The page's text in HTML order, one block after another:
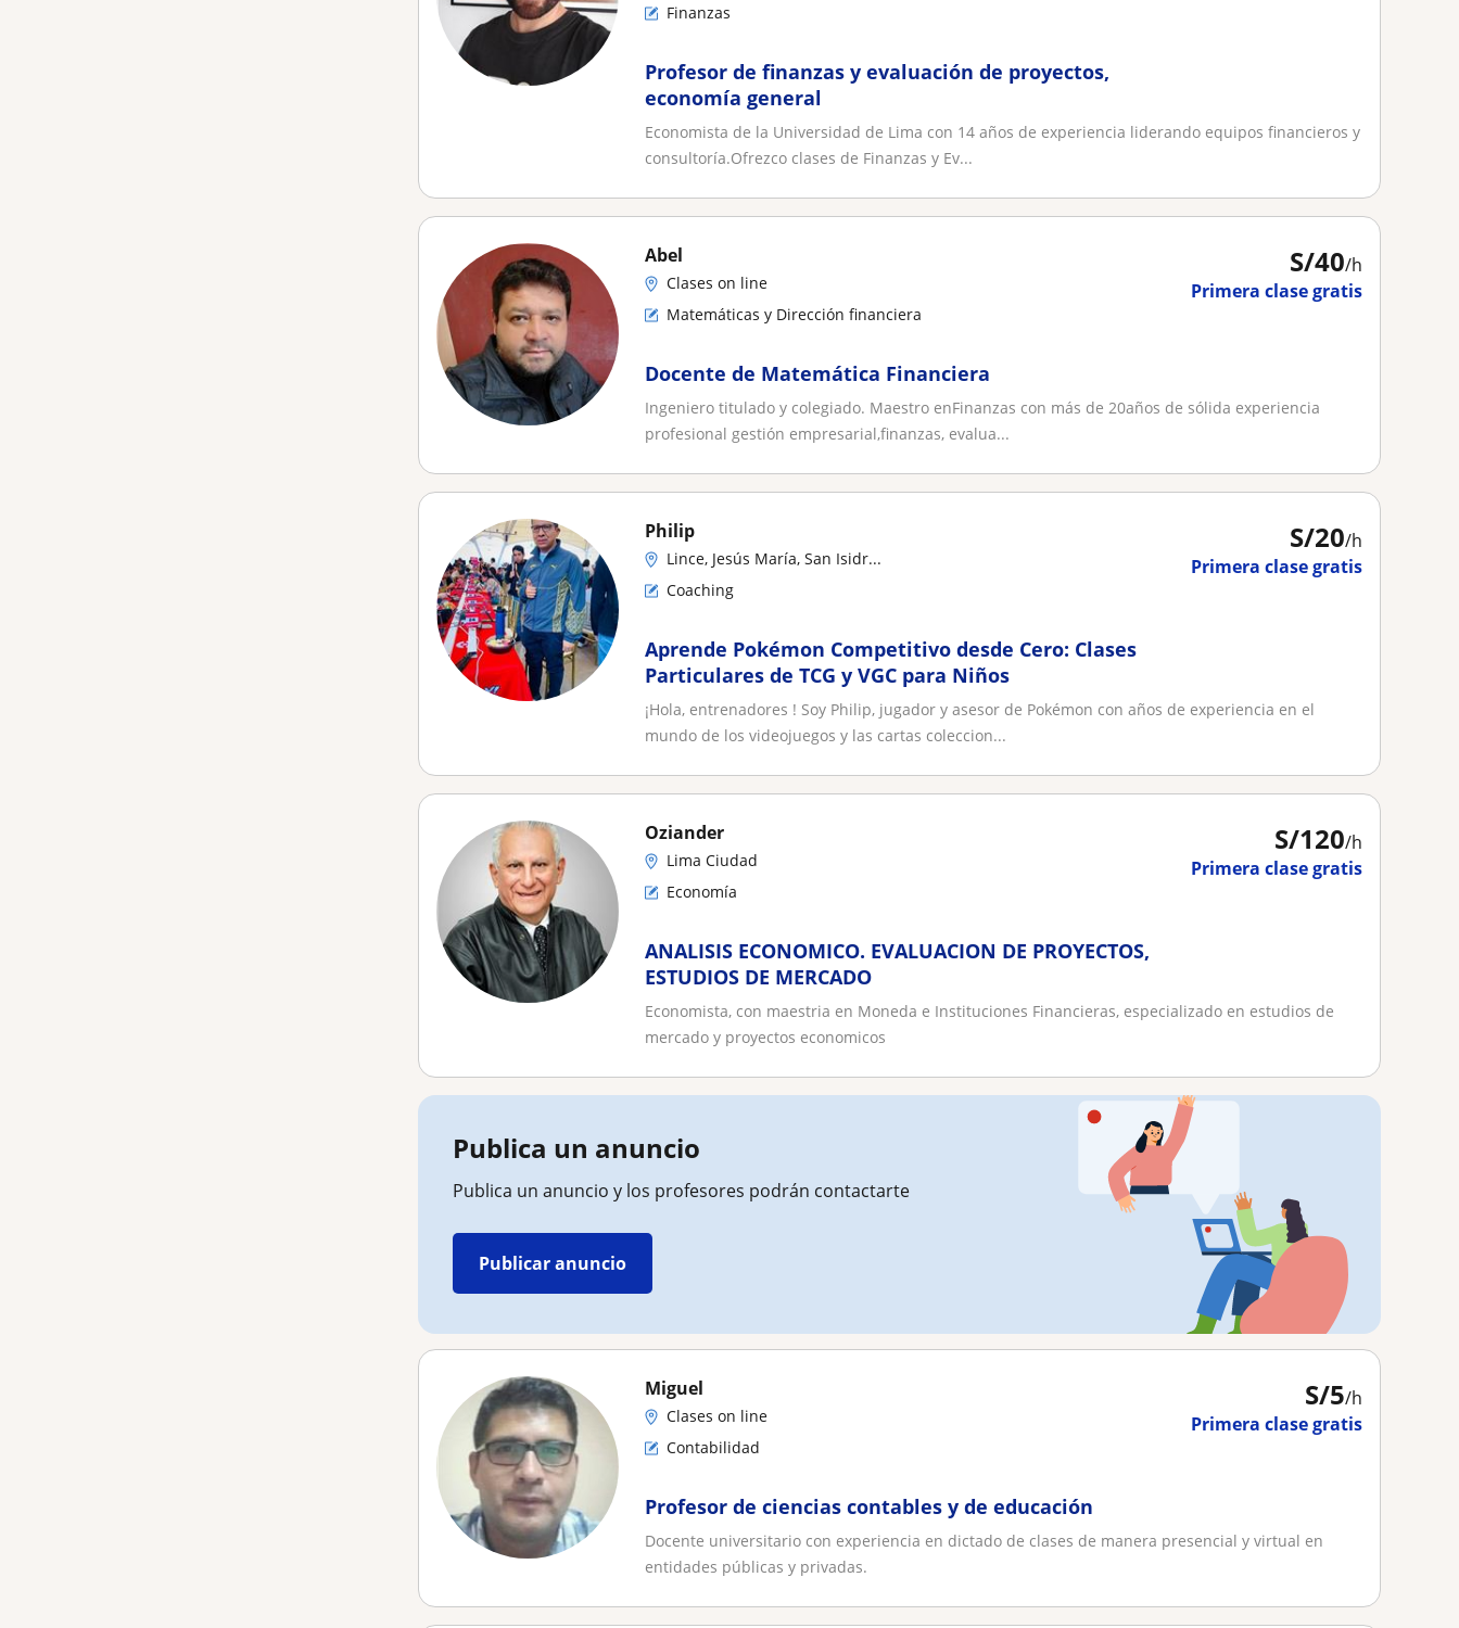
Finanzas
Profesor de finanzas y evaluación de proyectos,
economía general
Economista de la Universidad de Lima con 14 años de experiencia liderando equipos financieros y
consultoría.Ofrezco clases de Finanzas y Ev...
S/40/h
Primera clase gratis
Abel
Clases on line
Matemáticas y Dirección financiera
Docente de Matemática Financiera
Ingeniero titulado y colegiado. Maestro enFinanzas con más de 20años de sólida experiencia
profesional gestión empresarial,finanzas, evalua...
S/20/h
Primera clase gratis
Philip
Lince, Jesús María, San Isidr...
Coaching
Aprende Pokémon Competitivo desde Cero: Clases
Particulares de TCG y VGC para Niños
¡Hola, entrenadores ! Soy Philip, jugador y asesor de Pokémon con años de experiencia en el
mundo de los videojuegos y las cartas coleccion...
S/120/h
Primera clase gratis
Oziander
Lima Ciudad
Economía
ANALISIS ECONOMICO. EVALUACION DE PROYECTOS,
ESTUDIOS DE MERCADO
Economista, con maestria en Moneda e Instituciones Financieras, especializado en estudios de
mercado y proyectos economicos
Publica un anuncio
Publica un anuncio y los profesores podrán contactarte
Publicar anuncio
S/5/h
Primera clase gratis
Miguel
Clases on line
Contabilidad
Profesor de ciencias contables y de educación
Docente universitario con experiencia en dictado de clases de manera presencial y virtual en
entidades públicas y privadas.